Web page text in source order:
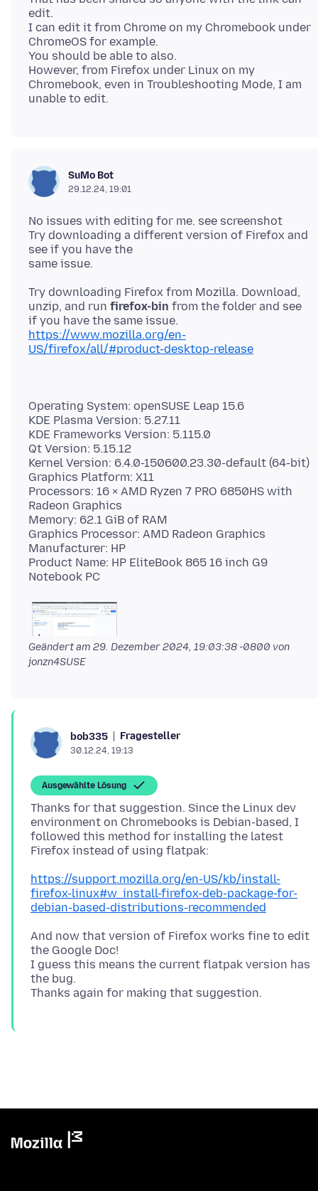
edit.
I can edit it from Chrome on my Chromebook under
ChromeOS for example.
You should be able to also.
However, from Firefox under Linux on my
Chromebook, even in Troubleshooting Mode, I am
SuMo Bot
29.12.24, 19:01
No issues with editing for me. see screenshot
Try downloading a different version of Firefox and
see if you have the
Try downloading Firefox from Mozilla. Download,
unzip, and run firefox-bin from the folder and see
https://www.mozilla.org/en-
US/firefox/all/#product-desktop-release
Operating System: openSUSE Leap 15.6
KDE Plasma Version: 5.27.11
KDE Frameworks Version: 5.115.0
Qt Version: 5.15.12
Kernel Version: 6.4.0-150600.23.30-default (64-bit)
Graphics Platform: X11
Processors: 16 × AMD Ryzen 7 PRO 6850HS with
Radeon Graphics
Memory: 62.1 GiB of RAM
Graphics Processor: AMD Radeon Graphics
Manufacturer: HP
Product Name: HP EliteBook 865 16 inch G9
Geändert am 29. Dezember 2024, 19:03:38 -0800 von
jonzn4SUSE
bob335 Fragesteller
30.12.24, 19:13
Ausgewählte Lösung
Thanks for that suggestion. Since the Linux dev
environment on Chromebooks is Debian-based, I
followed this method for installing the latest
https://support.mozilla.org/en-US/kb/install-
firefox-linux#w_install-firefox-deb-package-for-
debian-based-distributions-recommended
And now that version of Firefox works fine to edit
the Google Doc!
I guess this means the current flatpak version has
the bug.